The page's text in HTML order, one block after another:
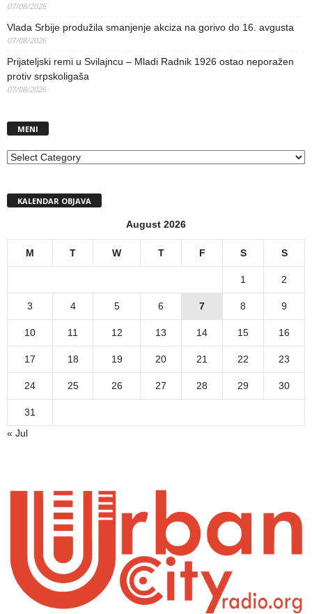
07/08/2026
Vlada Srbije produžila smanjenje akciza na gorivo do 16. avgusta
07/08/2026
Prijateljski remi u Svilajncu – Mladi Radnik 1926 ostao neporažen
protiv srpskoligaša
07/08/2026
MENI
MENI
KALENDAR OBJAVA
August 2026
M T W T F S S
1 2
3 4 5 6 7 8 9
10 11 12 13 14 15 16
17 18 19 20 21 22 23
24 25 26 27 28 29 30
31
« Jul